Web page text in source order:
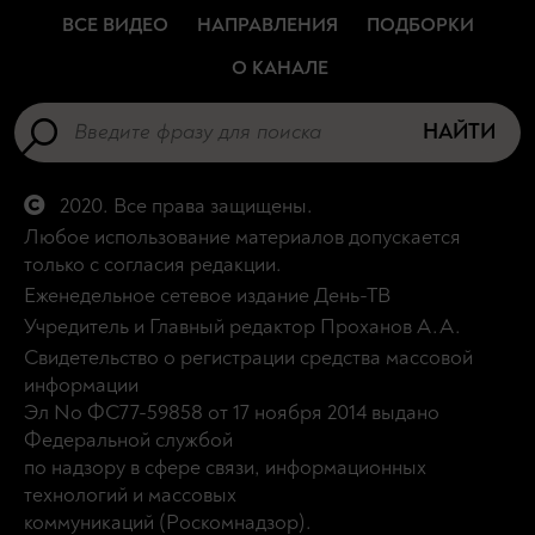
ВСЕ ВИДЕО НАПРАВЛЕНИЯ
ПОДБОРКИ
О КАНАЛЕ
НАЙТИ
2020. Все права защищены.
Любое использование материалов допускается
только с согласия редакции.
Еженедельное сетевое издание День-ТВ
Учредитель и Главный редактор Проханов А.А.
Свидетельство о регистрации средства массовой
информации
Эл No ФС77-59858 от 17 ноября 2014 выдано
Федеральной службой
по надзору в сфере связи, информационных
технологий и массовых
коммуникаций (Роскомнадзор).